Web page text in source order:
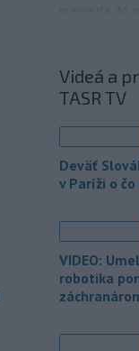
ugandských
palestínskeho
mali pôsobiť
stabilizačných
americký
20:07 -
futbalovej
Infantinovi,
po jeho
najmä na
Videá a
TASR TV
Deväť
v Paríži o
VIDEO:
robotika